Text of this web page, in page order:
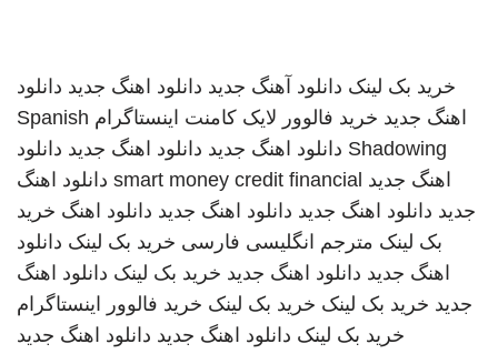
خرید بک لینک دانلود آهنگ جدید دانلود اهنگ جدید دانلود
اهنگ جدید خرید فالوور لایک کامنت اینستاگرام Spanish
Shadowing دانلود اهنگ جدید دانلود اهنگ جدید دانلود
اهنگ جدید smart money credit financial دانلود اهنگ
جدید دانلود اهنگ جدید دانلود اهنگ جدید دانلود اهنگ خرید
بک لینک مترجم انگلیسی فارسی خرید بک لینک دانلود
اهنگ جدید دانلود اهنگ جدید خرید بک لینک دانلود اهنگ
جدید خرید بک لینک خرید بک لینک خرید فالوور اینستاگرام
خرید بک لینک دانلود اهنگ جدید دانلود اهنگ جدید